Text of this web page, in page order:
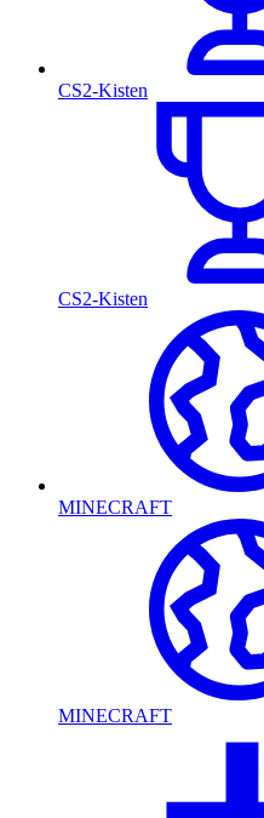
CS2-Kisten
CS2-Kisten
MINECRAFT
MINECRAFT